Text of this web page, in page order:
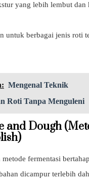
yang lebih lembut
untuk berbagai jenis roti
Mengenal Teknik
Roti Tanpa Menguleni
and Dough
fermentasi
dicampur terlebih